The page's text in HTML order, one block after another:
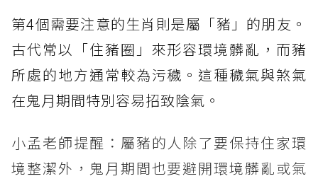
第4個需要注意的生肖則是屬「豬」的朋友。
古代常以「住豬圈」來形容環境髒亂，而豬
所處的地方通常較為污穢。這種穢氣與煞氣
在鬼月期間特別容易招致陰氣。
小孟老師提醒：屬豬的人除了要保持住家環
境整潔外，鬼月期間也要避開環境髒亂或氣